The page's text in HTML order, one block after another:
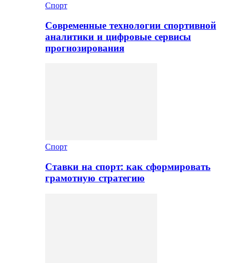
Спорт
Современные технологии спортивной
аналитики и цифровые сервисы
прогнозирования
Спорт
Ставки на спорт: как сформировать
грамотную стратегию